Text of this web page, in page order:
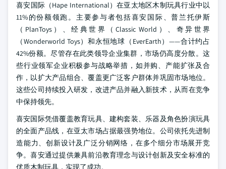
喜安国际（Hape International）在亚太地区木制玩具行业中以
11%的份额领跑。主要参与者包括喜安国际、普兰托伊斯
（PlanToys）、经典世界（Classic World）、奇异世界
（Wonderworld Toys）和永恒地球（EverEarth）——合计约占
42%份额。尽管存在此类领导企业集群，市场仍高度分散。这
些行业领军企业积极参与战略举措，如并购、产能扩张及合
作，以扩大产品组合、覆盖更广泛客户群体并巩固市场地位。
这些公司持续投入研发，改进产品并融入新技术，从而在竞争
中保持领先。
喜安国际凭借覆盖教育玩具、建构套装、乐器及角色扮演玩具
的全面产品线，在亚太市场占据最强势地位。公司依托先进制
造能力、创新设计及广泛分销网络，在多个细分市场展开竞
争。喜安通过提供兼具前沿教育理念与设计创新及安全标准的
优质木制玩具，实现了成功。